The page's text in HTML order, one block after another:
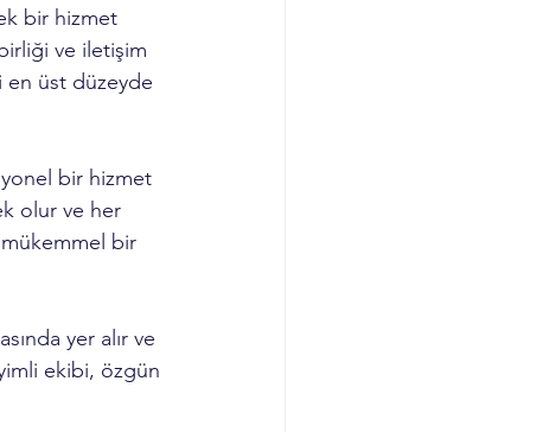
bir hizmet
ve iletişim
en üst düzeyde
bir hizmet
olur ve her
bir
yer alır ve
ekibi, özgün